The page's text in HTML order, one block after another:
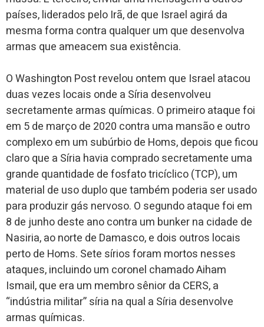
países, liderados pelo Irã, de que Israel agirá da
mesma forma contra qualquer um que desenvolva
armas que ameacem sua existência.
O Washington Post revelou ontem que Israel atacou
duas vezes locais onde a Síria desenvolveu
secretamente armas químicas. O primeiro ataque foi
em 5 de março de 2020 contra uma mansão e outro
complexo em um subúrbio de Homs, depois que ficou
claro que a Síria havia comprado secretamente uma
grande quantidade de fosfato tricíclico (TCP), um
material de uso duplo que também poderia ser usado
para produzir gás nervoso. O segundo ataque foi em
8 de junho deste ano contra um bunker na cidade de
Nasiria, ao norte de Damasco, e dois outros locais
perto de Homs. Sete sírios foram mortos nesses
ataques, incluindo um coronel chamado Aiham
Ismail, que era um membro sênior da CERS, a
“indústria militar” síria na qual a Síria desenvolve
armas químicas.